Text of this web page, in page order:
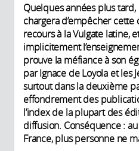
Quelques années plus
chargera d’empêcher
recours à la Vulgate latine,
implicitement
prouve la méfiance à son
par Ignace de Loyola et les
surtout dans la deuxième
effondrement des
l’index de la plupart des
diffusion. Conséquence :
France, plus personne ne